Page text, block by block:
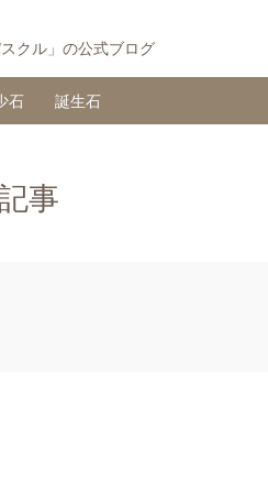
クル」の公式ブログ
石 誕生石
事